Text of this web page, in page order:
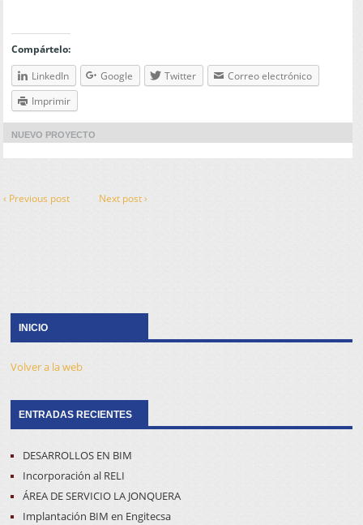
Compártelo:
LinkedIn
Google Twitter
Correo electrónico
Imprimir
NUEVO PROYECTO
‹ Previous post Next post ›
INICIO
Volver a la web
ENTRADAS RECIENTES
DESARROLLOS EN BIM
Incorporación al RELI
ÁREA DE SERVICIO LA JONQUERA
Implantación BIM en Engitecsa